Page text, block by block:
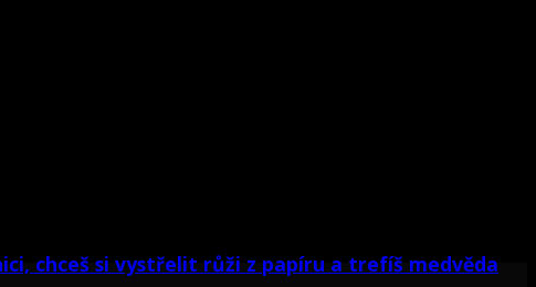
chceš si vystřelit růži z papíru a trefíš medvěda